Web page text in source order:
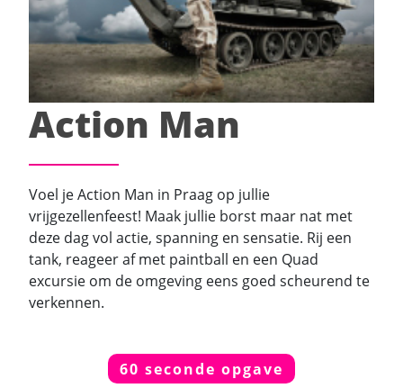
Action Man
Voel je Action Man in Praag op jullie
vrijgezellenfeest! Maak jullie borst maar nat met
deze dag vol actie, spanning en sensatie. Rij een
tank, reageer af met paintball en een Quad
excursie om de omgeving eens goed scheurend te
verkennen.
60 seconde opgave